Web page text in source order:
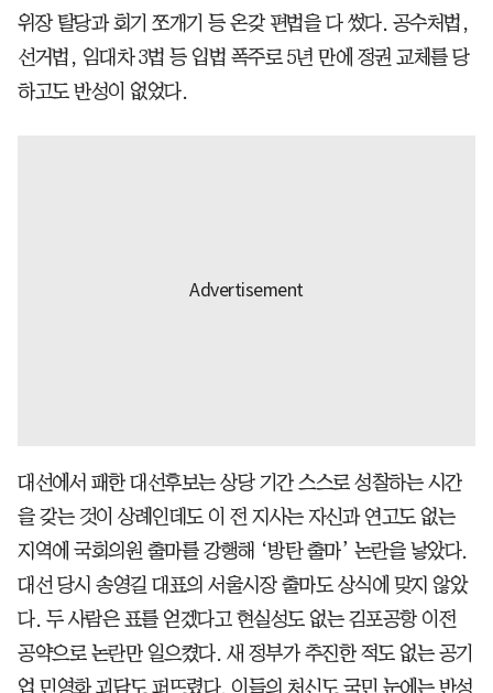
위장 탈당과 회기 쪼개기 등 온갖 편법을 다 썼다. 공수처법,
선거법, 임대차 3법 등 입법 폭주로 5년 만에 정권 교체를 당
하고도 반성이 없었다.
대선에서 패한 대선후보는 상당 기간 스스로 성찰하는 시간
을 갖는 것이 상례인데도 이 전 지사는 자신과 연고도 없는
지역에 국회의원 출마를 강행해 ‘방탄 출마’ 논란을 낳았다.
대선 당시 송영길 대표의 서울시장 출마도 상식에 맞지 않았
다. 두 사람은 표를 얻겠다고 현실성도 없는 김포공항 이전
공약으로 논란만 일으켰다. 새 정부가 추진한 적도 없는 공기
업 민영화 괴담도 퍼뜨렸다. 이들의 처신도 국민 눈에는 반성